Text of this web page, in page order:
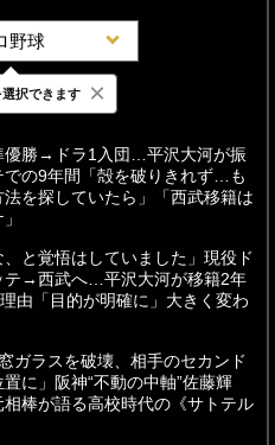
野球
間 週間
優勝→ドラ1入団…平沢大河が振
での9年間「殻を破りきれず…も
法を探していたら」「西武移籍は
、と覚悟はしていました」現役ド
テ→西武へ…平沢大河が移籍2年
理由「目的が明確に」大きく変わ
ガラスを破壊、相手のセカンド
に」阪神“不動の中軸”佐藤輝
棒が語る高校時代の《サトテル
択できます ×